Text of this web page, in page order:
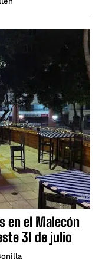
en el Malecón
31 de julio